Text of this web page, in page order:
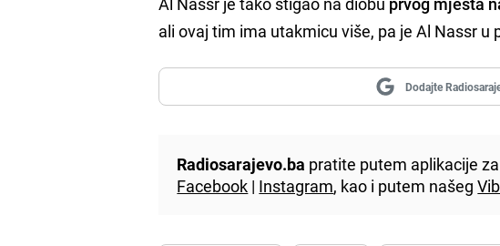
ali ovaj tim ima utakmicu više, pa je Al Nassr u
Dodajte
Radiosarajevo.ba pratite putem aplikacije
Facebook | Instagram, kao i putem našeg